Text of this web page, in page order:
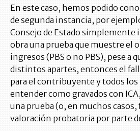
En este caso, hemos podido
de segunda instancia, por
Consejo de Estado simplemente
obra una prueba que muestre el
ingresos (PBS o no PBS), pese a
distintos apartes, entonces el
para el contribuyente y todos los
entender como gravados con
una prueba (o, en muchos
valoración probatoria por parte